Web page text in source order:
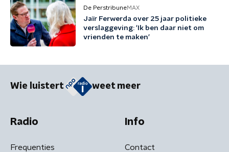
De PerstribuneMAX
Jaïr Ferwerda over 25 jaar politieke
verslaggeving: 'Ik ben daar niet om
vrienden te maken'
Wie luistert weet meer
Radio
Frequenties
Info
Contact